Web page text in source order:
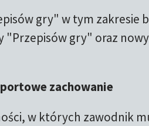
gry" w tym zakresie
"Przepisów gry" oraz
zachowanie
w których zawodnik